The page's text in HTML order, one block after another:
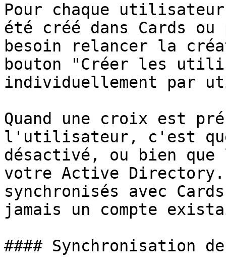
Pour chaque
été créé dans Cards ou
besoin relancer la
bouton "Créer les
individuellement par
Quand une croix est
l'utilisateur, c'est que
désactivé, ou bien que
votre Active Directory.
synchronisés avec
jamais un compte
#### Synchronisation